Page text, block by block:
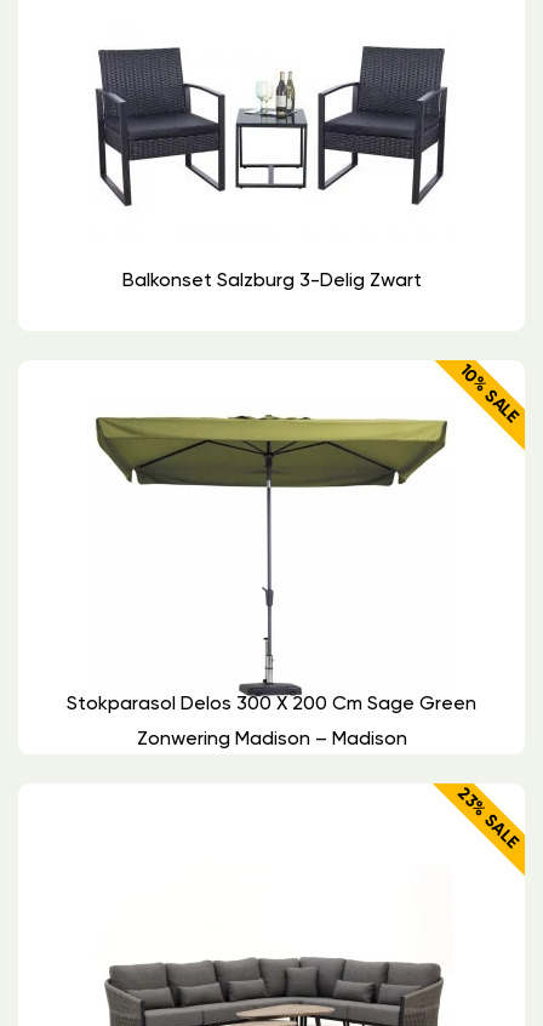
Balkonset Salzburg 3-Delig Zwart
10% SALE
Stokparasol Delos 300 X 200 Cm Sage Green
Zonwering Madison – Madison
23% SALE